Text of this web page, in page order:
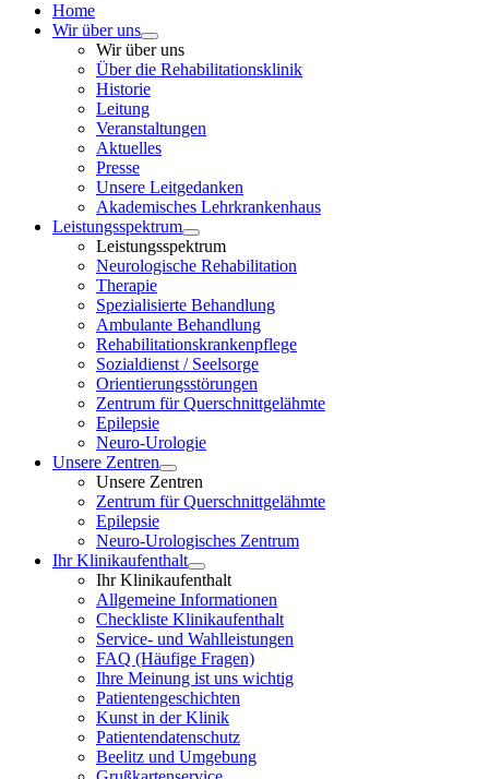
Home
Wir über uns
Wir über uns
Über die Rehabilitationsklinik
Historie
Leitung
Veranstaltungen
Aktuelles
Presse
Unsere Leitgedanken
Akademisches Lehrkrankenhaus
Leistungsspektrum
Leistungsspektrum
Neurologische Rehabilitation
Therapie
Spezialisierte Behandlung
Ambulante Behandlung
Rehabilitationskrankenpflege
Sozialdienst / Seelsorge
Orientierungsstörungen
Zentrum für Querschnittgelähmte
Epilepsie
Neuro-Urologie
Unsere Zentren
Unsere Zentren
Zentrum für Querschnittgelähmte
Epilepsie
Neuro-Urologisches Zentrum
Ihr Klinikaufenthalt
Ihr Klinikaufenthalt
Allgemeine Informationen
Checkliste Klinikaufenthalt
Service- und Wahlleistungen
FAQ (Häufige Fragen)
Ihre Meinung ist uns wichtig
Patientengeschichten
Kunst in der Klinik
Patientendatenschutz
Beelitz und Umgebung